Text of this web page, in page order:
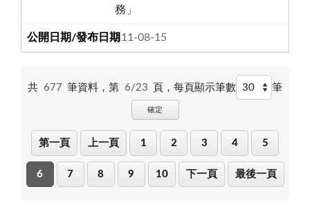
務」
111-08-15
共 677 筆資料，第 6/23 頁，每頁顯示筆數 筆
確定
第一頁 上一頁 1 2 3 4 5
6 7 8 9 10 下一頁 最後一頁